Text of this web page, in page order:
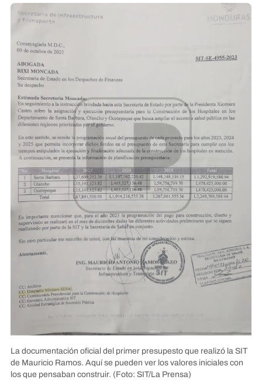
La documentación oficial del primer presupesto que realizó la SIT
de Mauricio Ramos. Aquí se pueden ver los valores iniciales con
los que pensaban construir. (Foto: SIT/La Prensa)